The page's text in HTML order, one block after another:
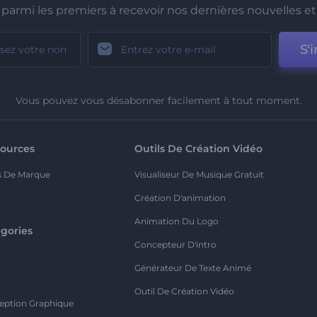
parmi les premiers à recevoir nos dernières nouvelles et
Vous pouvez vous désabonner facilement à tout moment.
De Marque
Graphique
Outils De Création Vidéo
Visualiseur De Musique Gratuit
Création D'animation
Animation Du Logo
Concepteur D'intro
Générateur De Texte Animé
Outil De Création Vidéo